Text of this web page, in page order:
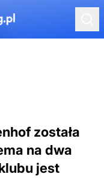
została
na dwa
jest